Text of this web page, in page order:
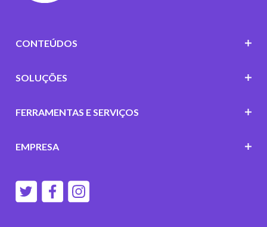
CONTEÚDOS
SOLUÇÕES
FERRAMENTAS E SERVIÇOS
EMPRESA